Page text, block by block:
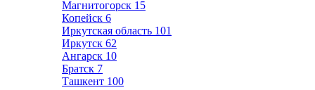
Магнитогорск 15
Копейск 6
Иркутская область 101
Иркутск 62
Ангарск 10
Братск 7
Ташкент 100